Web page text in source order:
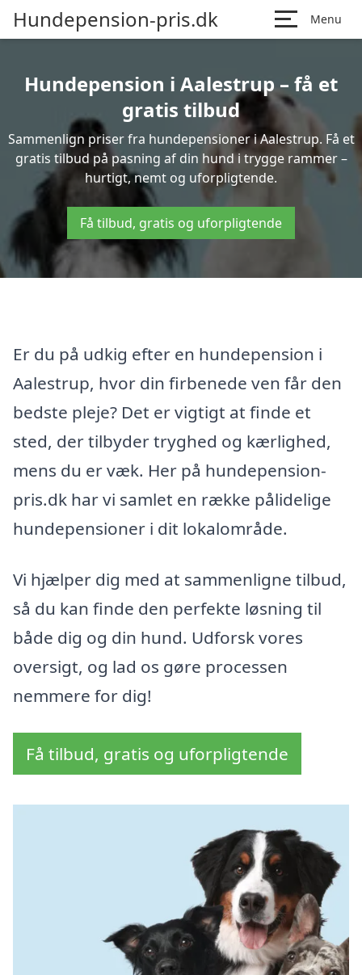
Hundepension-pris.dk Menu
Hundepension i Aalestrup – få et
gratis tilbud
Sammenlign priser fra hundepensioner i Aalestrup. Få et
gratis tilbud på pasning af din hund i trygge rammer –
hurtigt, nemt og uforpligtende.
Få tilbud, gratis og uforpligtende
Er du på udkig efter en hundepension i
Aalestrup, hvor din firbenede ven får den
bedste pleje? Det er vigtigt at finde et
sted, der tilbyder tryghed og kærlighed,
mens du er væk. Her på hundepension-
pris.dk har vi samlet en række pålidelige
hundepensioner i dit lokalområde.
Vi hjælper dig med at sammenligne tilbud,
så du kan finde den perfekte løsning til
både dig og din hund. Udforsk vores
oversigt, og lad os gøre processen
nemmere for dig!
Få tilbud, gratis og uforpligtende